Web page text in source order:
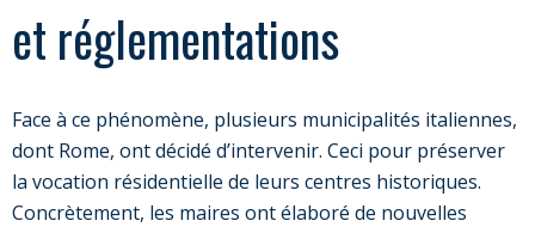
et réglementations
Face à ce phénomène, plusieurs municipalités italiennes,
dont Rome, ont décidé d’intervenir. Ceci pour préserver
la vocation résidentielle de leurs centres historiques.
Concrètement, les maires ont élaboré de nouvelles